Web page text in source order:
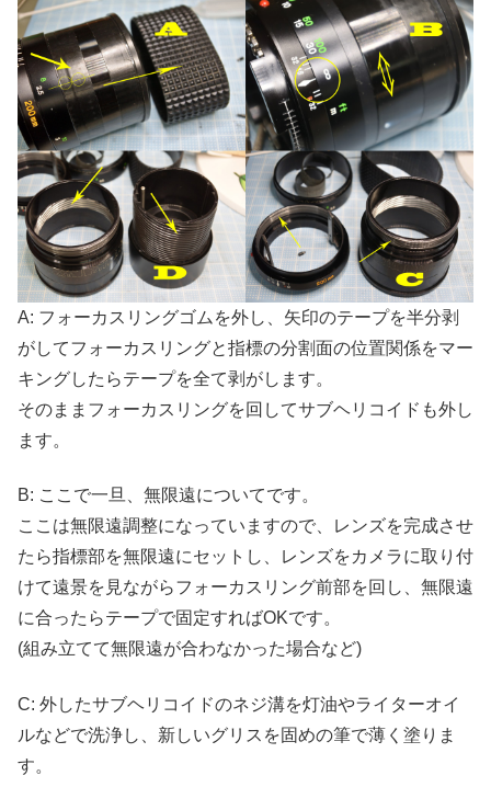
A: フォーカスリングゴムを外し、矢印のテープを半分剥
がしてフォーカスリングと指標の分割面の位置関係をマー
キングしたらテープを全て剥がします。
そのままフォーカスリングを回してサブヘリコイドも外し
ます。
B: ここで一旦、無限遠についてです。
ここは無限遠調整になっていますので、レンズを完成させ
たら指標部を無限遠にセットし、レンズをカメラに取り付
けて遠景を見ながらフォーカスリング前部を回し、無限遠
に合ったらテープで固定すればOKです。
(組み立てて無限遠が合わなかった場合など)
C: 外したサブヘリコイドのネジ溝を灯油やライターオイ
ルなどで洗浄し、新しいグリスを固めの筆で薄く塗りま
す。